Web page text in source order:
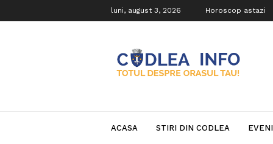
luni, august 3, 2026 Horoscop astazi
Info
ACASA STIRI DIN CODLEA